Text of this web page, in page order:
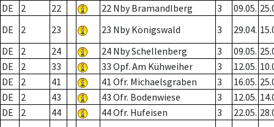
DE
2 22 22 Nby Bramandlberg 3 09.05.
DE
2 23 23 Nby Königswald 3 29.04.
DE
2 24 24 Nby Schellenberg 3 09.05.
DE
2 33 33 Opf. Am Kühweiher 3 12.05.
DE
2 41 41 Ofr. Michaelsgraben 3 16.05.
DE
2 43 43 Ofr. Bodenwiese 3 12.05.
DE
2 44 44 Ofr. Hufeisen 3 22.05.